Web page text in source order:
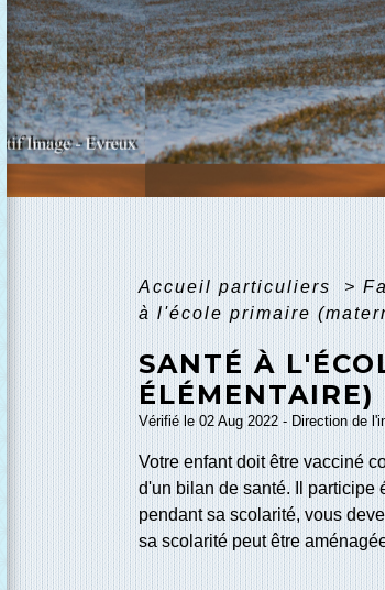
Accueil particuliers >
à l'école primaire
SANTÉ À
ÉLÉMENTAIRE)
Vérifié le 02 Aug 2022 - Direction de
Votre enfant doit être vacciné
d'un bilan de santé. Il participe
pendant sa scolarité, vous
sa scolarité peut être